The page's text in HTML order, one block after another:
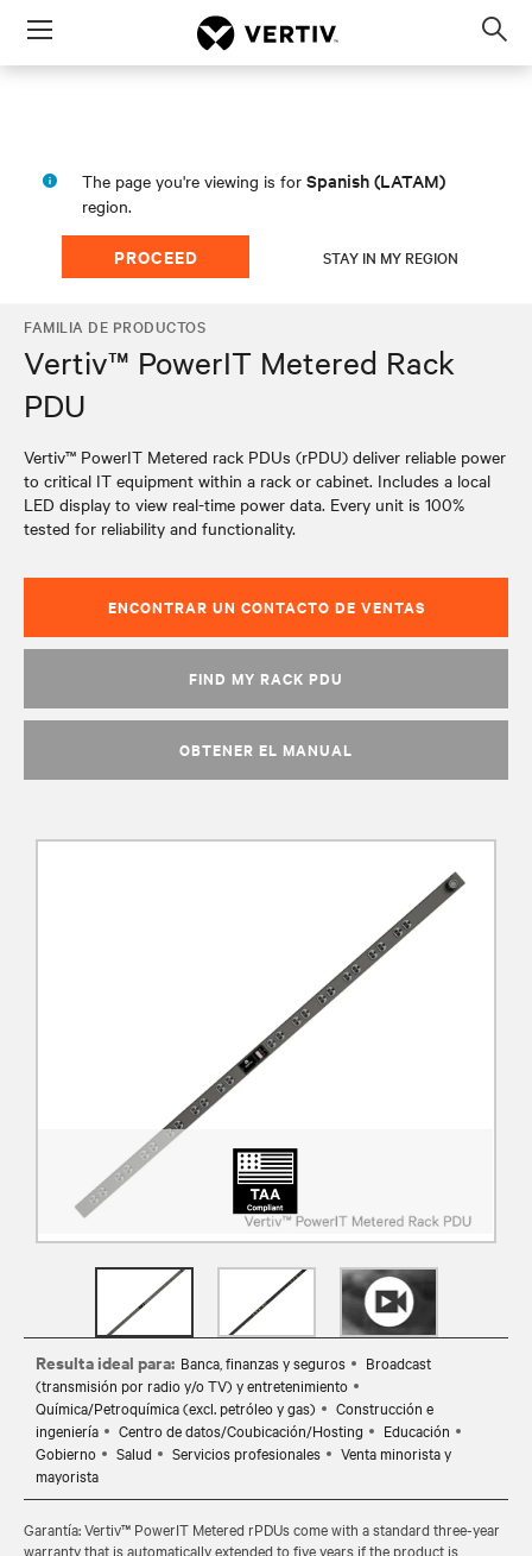
Menu
The page you're viewing is for Spanish (LATAM)
region.
PROCEED STAY IN MY REGION
FAMILIA DE PRODUCTOS
Vertiv™ PowerIT Metered Rack
PDU
Vertiv™ PowerIT Metered rack PDUs (rPDU) deliver reliable power
to critical IT equipment within a rack or cabinet. Includes a local
LED display to view real-time power data. Every unit is 100%
tested for reliability and functionality.
ENCONTRAR UN CONTACTO DE VENTAS
FIND MY RACK PDU
OBTENER EL MANUAL
Resulta ideal para: Banca, finanzas y seguros
Broadcast
(transmisión por radio y/o TV) y entretenimiento
Química/Petroquímica (excl. petróleo y gas)
Construcción e
ingeniería
Centro de datos/Coubicación/Hosting
Educación
Gobierno
Salud Servicios profesionales
Venta minorista y
mayorista
Garantía: Vertiv™ PowerIT Metered rPDUs come with a standard three-year
warranty that is automatically extended to five years if the product is